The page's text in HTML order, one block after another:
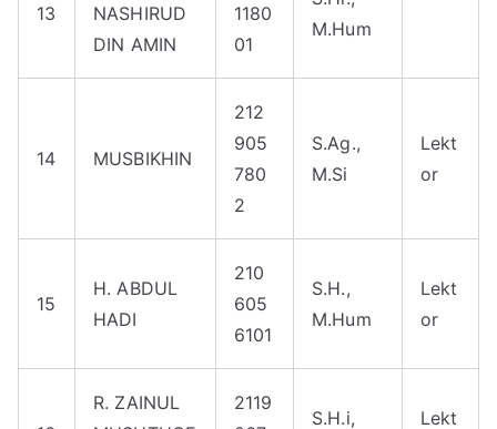
13
NASHIRUD
DIN AMIN
1180
01
M.Hum
14 MUSBIKHIN
212
905
780
2
S.Ag.,
M.Si
Lekt
or
15
H. ABDUL
HADI
210
605
6101
S.H.,
M.Hum
Lekt
or
R. ZAINUL
2119
S.H.i,
Lekt